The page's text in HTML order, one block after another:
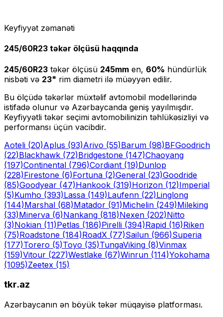
Keyfiyyət zəmanəti
245/60R23 təkər ölçüsü haqqında
245/60R23 təkər ölçüsü 245mm en, 60% hündürlük
nisbəti və 23" rim diametri ilə müəyyən edilir.
Bu ölçüdə təkərlər müxtəlif avtomobil modellərində
istifadə olunur və Azərbaycanda geniş yayılmışdır.
Keyfiyyətli təkər seçimi avtomobilinizin təhlükəsizliyi və
performansı üçün vacibdir.
Aoteli (20)Aplus (93)Arivo (55)Barum (98)BFGoodrich
(22)Blackhawk (72)Bridgestone (147)Chaoyang
(197)Continental (796)Cordiant (19)Dunlop
(228)Firestone (6)Fortuna (2)General (23)Goodride
(85)Goodyear (47)Hankook (319)Horizon (12)Imperial
(5)Kumho (393)Lassa (149)Laufenn (22)Linglong
(144)Marshal (68)Matador (91)Michelin (249)Mileking
(33)Minerva (6)Nankang (818)Nexen (202)Nitto
(3)Nokian (11)Petlas (186)Pirelli (394)Rapid (16)Riken
(75)Roadstone (184)RoadX (77)Sailun (966)Superia
(177)Torero (5)Toyo (35)TungaViking (8)Vinmax
(159)Vitour (227)Westlake (67)Winrun (114)Yokohama
(1095)Zeetex (15)
tkr.az
Azərbaycanın ən böyük təkər müqayisə platforması.